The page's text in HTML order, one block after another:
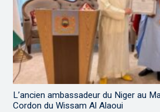
L’ancien ambassadeur du Niger au
Cordon du Wissam Al Alaoui